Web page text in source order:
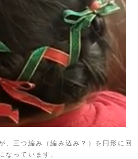
、三つ編み（編み込み？）を円形に回
なっています。